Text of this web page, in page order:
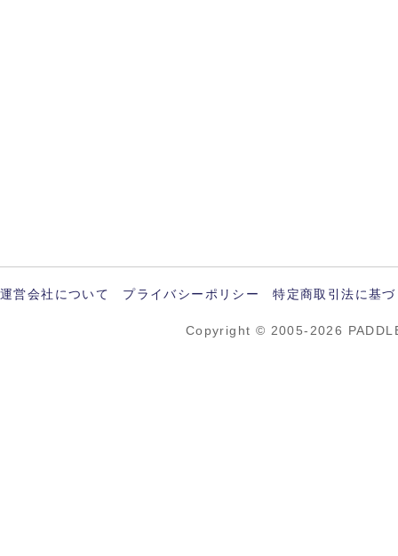
運営会社について プライバシーポリシー 特定商取引法に基
Copyright © 2005-2026